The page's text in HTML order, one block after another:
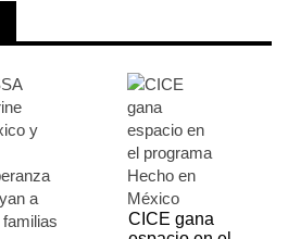
CICE gana